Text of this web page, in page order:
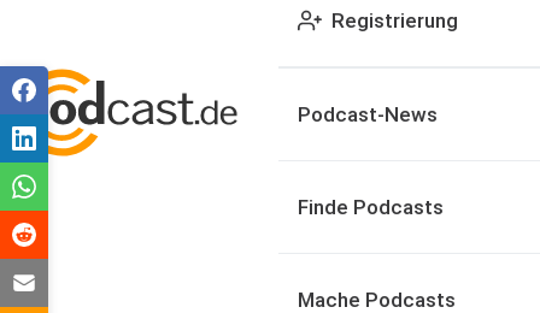
Registrierung
Podcast-News
Finde Podcasts
Mache Podcasts